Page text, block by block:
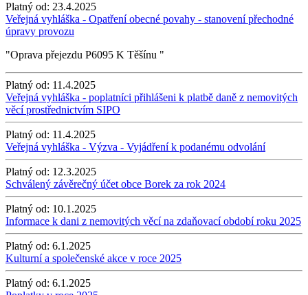
Platný od: 23.4.2025
Veřejná vyhláška - Opatření obecné povahy - stanovení přechodné
úpravy provozu
"Oprava přejezdu P6095 K Těšínu "
Platný od: 11.4.2025
Veřejná vyhláška - poplatníci přihlášeni k platbě daně z nemovitých
věcí prostřednictvím SIPO
Platný od: 11.4.2025
Veřejná vyhláška - Výzva - Vyjádření k podanému odvolání
Platný od: 12.3.2025
Schválený závěrečný účet obce Borek za rok 2024
Platný od: 10.1.2025
Informace k dani z nemovitých věcí na zdaňovací období roku 2025
Platný od: 6.1.2025
Kulturní a společenské akce v roce 2025
Platný od: 6.1.2025